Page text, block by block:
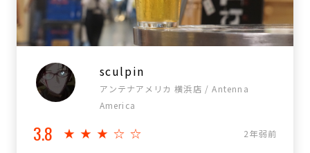
sculpin
アンテナアメリカ 横浜店 / Antenna
America
3.8 ★★★☆☆ 2年弱前